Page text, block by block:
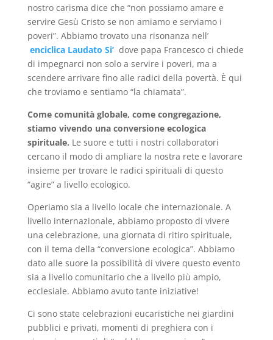
nostro carisma dice che “non possiamo amare e
servire Gesù Cristo se non amiamo e serviamo i
poveri”. Abbiamo trovato una risonanza nell’
enciclica Laudato Si’ dove papa Francesco ci chiede
di impegnarci non solo a servire i poveri, ma a
scendere arrivare fino alle radici della povertà. È qui
che troviamo e sentiamo “la chiamata”.
Come comunità globale, come congregazione,
stiamo vivendo una conversione ecologica
spirituale. Le suore e tutti i nostri collaboratori
cercano il modo di ampliare la nostra rete e lavorare
insieme per trovare le radici spirituali di questo
“agire” a livello ecologico.
Operiamo sia a livello locale che internazionale. A
livello internazionale, abbiamo proposto di vivere
una celebrazione, una giornata di ritiro spirituale,
con il tema della “conversione ecologica”. Abbiamo
dato alle suore la possibilità di vivere questo evento
sia a livello comunitario che a livello più ampio,
ecclesiale. Abbiamo avuto tante iniziative!
Ci sono state celebrazioni eucaristiche nei giardini
pubblici e privati, momenti di preghiera con i